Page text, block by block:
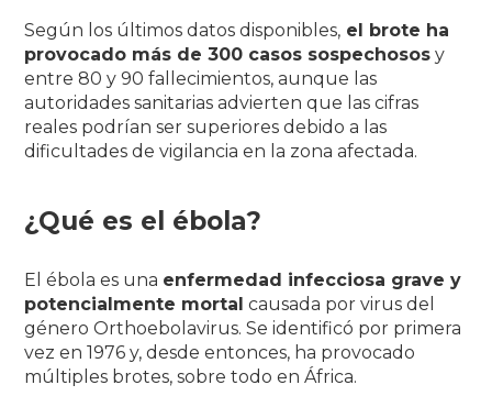
Según los últimos datos disponibles, el brote ha
provocado más de 300 casos sospechosos y
entre 80 y 90 fallecimientos, aunque las
autoridades sanitarias advierten que las cifras
reales podrían ser superiores debido a las
dificultades de vigilancia en la zona afectada.
¿Qué es el ébola?
El ébola es una enfermedad infecciosa grave y
potencialmente mortal causada por virus del
géneroOrthoebolavirus. Se identificó por primera
vez en 1976 y, desde entonces, ha provocado
múltiples brotes, sobre todo en África.